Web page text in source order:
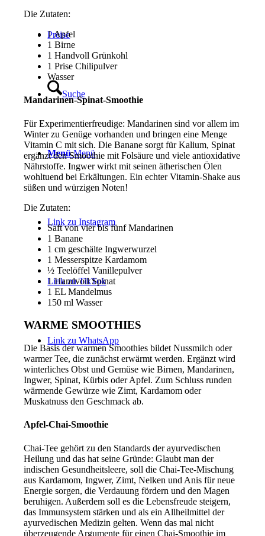
Preise
Suche
Menü Menü
Link zu Instagram
Link zu TikTok
Link zu WhatsApp
Die Zutaten:
1 Apfel
1 Birne
1 Handvoll Grünkohl
1 Prise Chilipulver
Wasser
Mandarinen-Spinat-Smoothie
Für Experimentierfreudige: Mandarinen sind vor allem im
Winter zu Genüge vorhanden und bringen eine Menge
Vitamin C mit sich. Die Banane sorgt für Kalium, Spinat
ergänzt den Smoothie mit Folsäure und viele antioxidative
Nährstoffe. Ingwer wirkt mit seinen ätherischen Ölen
wohltuend bei Erkältungen. Ein echter Vitamin-Shake aus
süßen und würzigen Noten!
Die Zutaten:
Saft von vier bis fünf Mandarinen
1 Banane
1 cm geschälte Ingwerwurzel
1 Messerspitze Kardamom
½ Teelöffel Vanillepulver
1 Handvoll Spinat
1 EL Mandelmus
150 ml Wasser
WARME SMOOTHIES
Die Basis der warmen Smoothies bildet Nussmilch oder
warmer Tee, die zunächst erwärmt werden. Ergänzt wird
winterliches Obst und Gemüse wie Birnen, Mandarinen,
Ingwer, Spinat, Kürbis oder Apfel. Zum Schluss runden
wärmende Gewürze wie Zimt, Kardamom oder
Muskatnuss den Geschmack ab.
Apfel-Chai-Smoothie
Chai-Tee gehört zu den Standards der ayurvedischen
Heilung und das hat seine Gründe: Glaubt man der
indischen Gesundheitsleere, soll die Chai-Tee-Mischung
aus Kardamom, Ingwer, Zimt, Nelken und Anis für neue
Energie sorgen, die Verdauung fördern und den Magen
beruhigen. Außerdem soll es die Lebensfreude steigern,
das Immunsystem stärken und als ein Allheilmittel der
ayurvedischen Medizin gelten. Wenn das mal nicht
überzeugende Argumente für einen Chai-Smoothie im